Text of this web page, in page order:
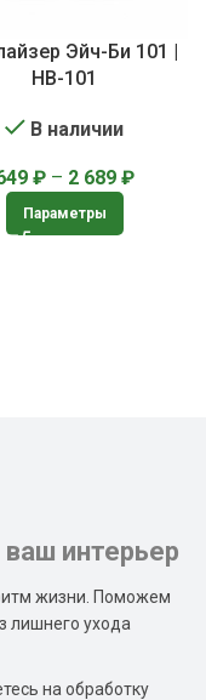
Эйч-Би 101 |
HB-101
В наличии
₽ – 2 689 ₽
Параметры
интерьер
жизни. Поможем
лишнего ухода
на обработку